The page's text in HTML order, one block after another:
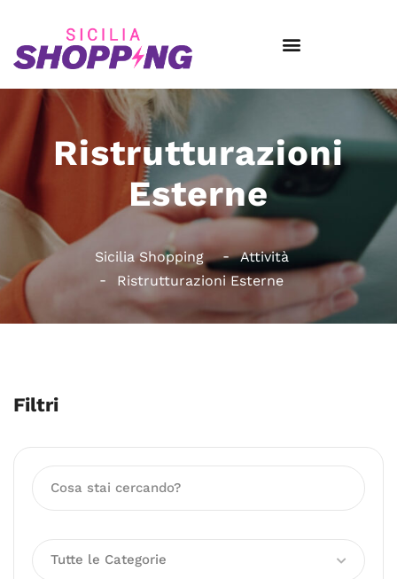
Ristrutturazioni
Esterne
Sicilia Shopping
Attività
Ristrutturazioni Esterne
Filtri
Tutte le Categorie